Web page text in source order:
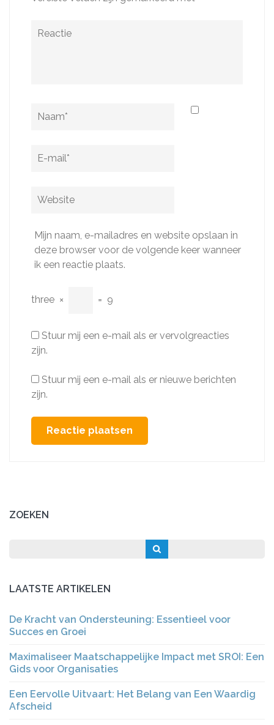
Reactie
Naam
E-
Website
Mijn naam, e-mailadres en website opslaan in
deze browser voor de volgende keer wanneer
ik een reactie plaats.
three × = 9
Stuur mij een e-mail als er vervolgreacties
zijn.
Stuur mij een e-mail als er nieuwe berichten
zijn.
ZOEKEN
LAATSTE ARTIKELEN
De Kracht van Ondersteuning: Essentieel voor
Succes en Groei
Maximaliseer Maatschappelijke Impact met SROI: Een
Gids voor Organisaties
Een Eervolle Uitvaart: Het Belang van Een Waardig
Afscheid